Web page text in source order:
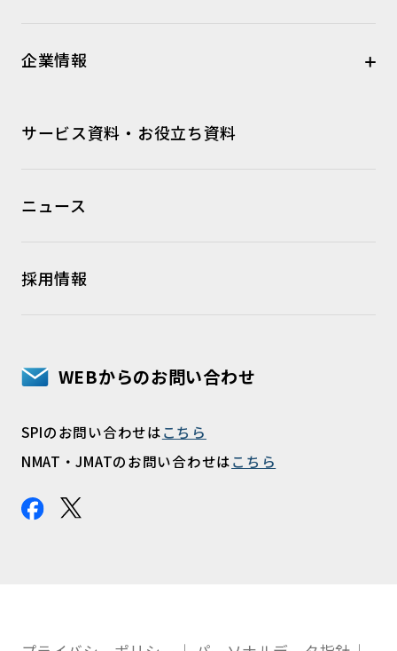
企業情報
サービス資料・お役立ち資料
ニュース
採用情報
WEBからのお問い合わせ
SPIのお問い合わせはこちら
NMAT・JMATのお問い合わせはこちら